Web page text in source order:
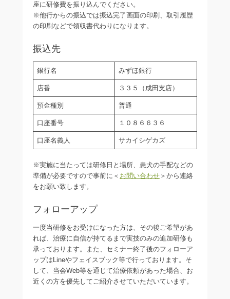
座に研修費を振り込んでください。
※他行からの振込では振込完了画面の印刷、取引履歴
の印刷などで領収書代わりになります。
振込先
銀行名 みずほ銀行
店番 ３３５（成田支店）
預金種別 普通
口座番号 １０８６６３６
口座名義人 サカイシゲカズ
※実施に当たっては研修日と場所、患犬の手配などの
準備が必要ですので事前に＜ お問い合わせ ＞から連絡
をお願い致します。
フォローアップ
一度当研修をお受けになった方は、その後ご希望があ
れば、治療に自信が持てるまで実技のみの追加研修も
承っております。また、セミナー終了後のフォローア
ップはLineやフェイスブック等で行っております。そ
して、当会Web等を通じて治療依頼があった場合、お
近くの方を優先してご紹介させていただいています。